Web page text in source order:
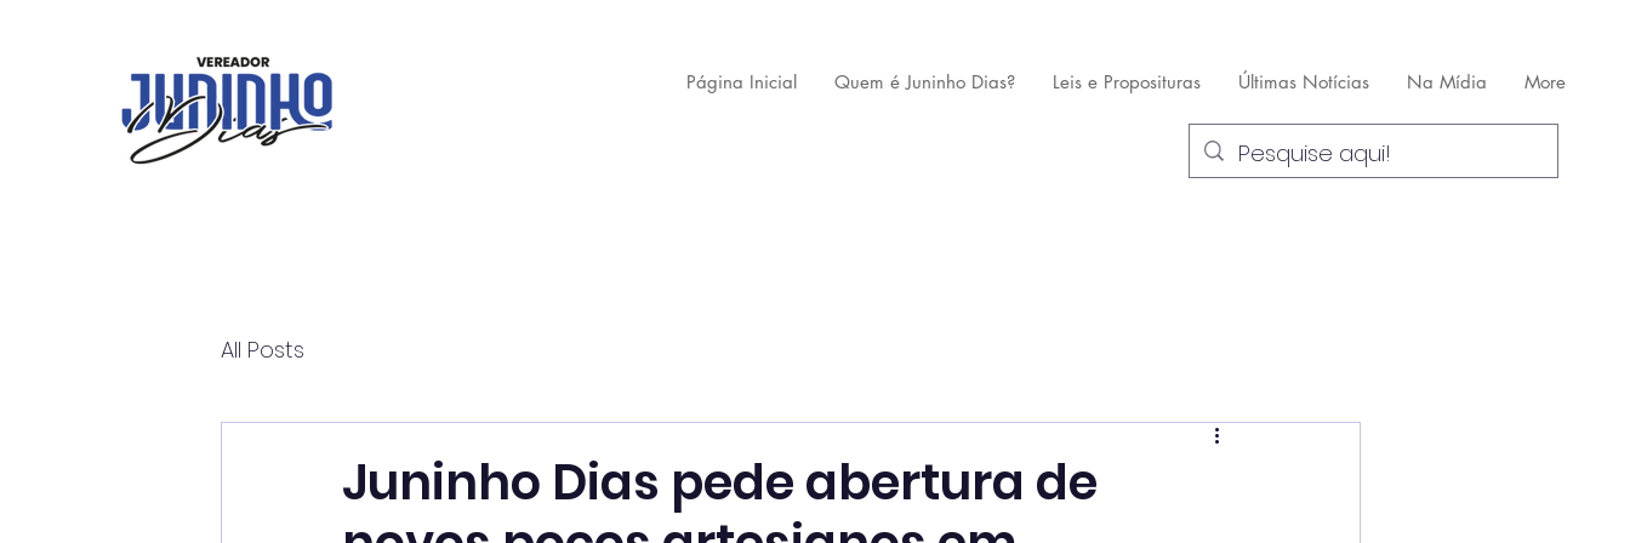
Página Inicial Quem é Juninho Dias? Leis e Proposituras Últimas Notícias Na Mídia More
All Posts
Juninho Dias pede abertura de